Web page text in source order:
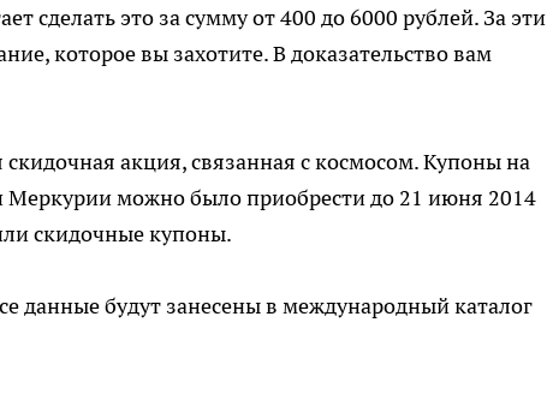
сделать это за сумму от 400 до 6000 рублей. За эти
которое вы захотите. В доказательство вам
акция, связанная с космосом. Купоны на
Меркурии можно было приобрести до 21 июня 2014
скидочные купоны.
данные будут занесены в международный каталог